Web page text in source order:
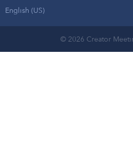
English (US)
© 2026 Creator